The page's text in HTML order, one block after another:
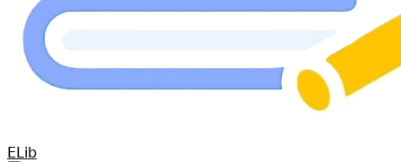
Your Company
ELib